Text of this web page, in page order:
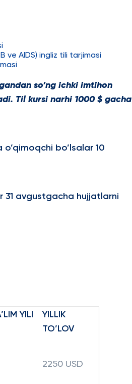
ve AIDS) ingliz tili tarjimasi
so’ng ichki imtihon
Til kursi narhi 1000 $ gacha
bo’lsalar 10
31 avgustgacha hujjatlarni
YILI
YILLIK
TO’LOV
2250 USD